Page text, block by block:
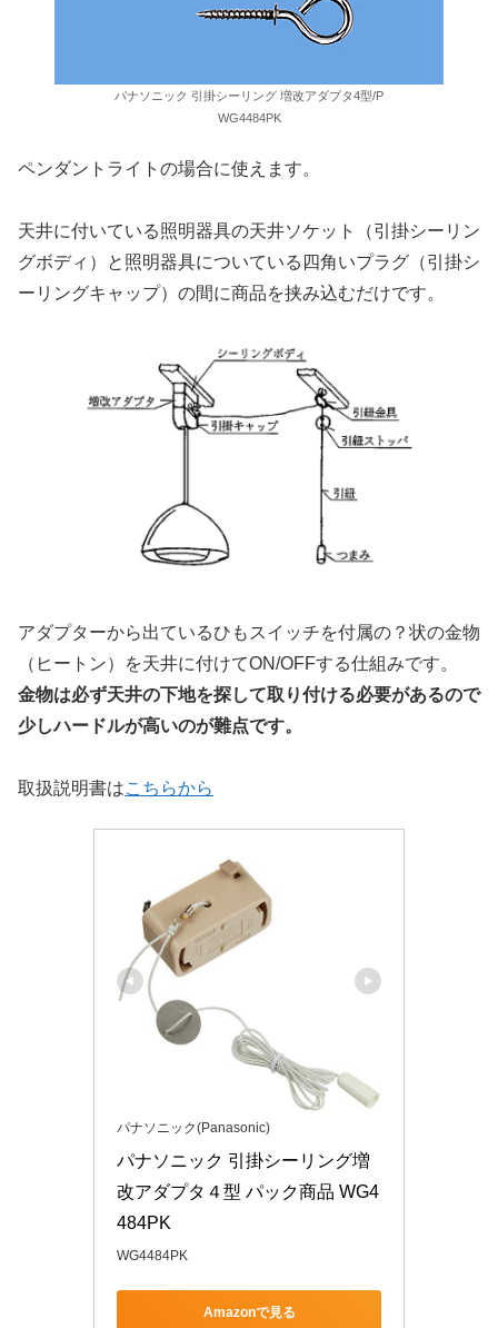
パナソニック 引掛シーリング 増改アダプタ4型/P
WG4484PK
ペンダントライトの場合に使えます。
天井に付いている照明器具の天井ソケット（引掛シーリン
グボディ）と照明器具についている四角いプラグ（引掛シ
ーリングキャップ）の間に商品を挟み込むだけです。
アダプターから出ているひもスイッチを付属の？状の金物
（ヒートン）を天井に付けてON/OFFする仕組みです。
金物は必ず天井の下地を探して取り付ける必要があるので
少しハードルが高いのが難点です。
取扱説明書はこちらから
パナソニック(Panasonic)
パナソニック 引掛シーリング増
改アダプタ４型 パック商品 WG4
484PK
WG4484PK
Amazonで見る